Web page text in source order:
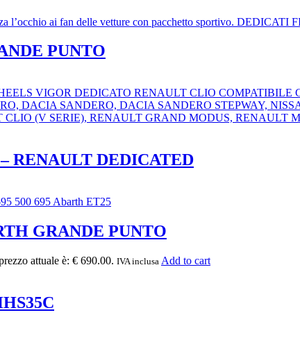
PUNTO
RENAULT DEDICATED
GRANDE PUNTO
attuale è: € 690.00. IVA inclusa Add to cart